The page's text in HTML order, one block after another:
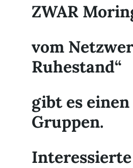
ZWAR
vom
Ruhestand“
gibt es
Gruppen.